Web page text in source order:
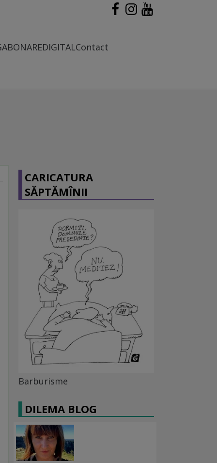
ABONAREDIGITALContact
CARICATURA
SĂPTĂMÎNII
Barburisme
DILEMA BLOG